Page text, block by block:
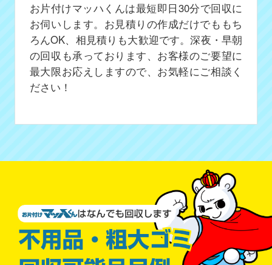
お片付けマッハくんは最短即日30分で回収に
お伺いします。お見積りの作成だけでももち
ろんOK、相見積りも大歓迎です。深夜・早朝
の回収も承っております、お客様のご要望に
最大限お応えしますので、お気軽にご相談く
ださい！